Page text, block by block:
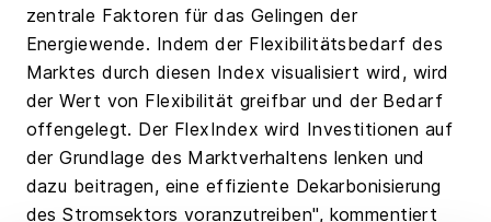
zentrale Faktoren für das Gelingen der
Energiewende. Indem der Flexibilitätsbedarf des
Marktes durch diesen Index visualisiert wird, wird
der Wert von Flexibilität greifbar und der Bedarf
offengelegt. Der FlexIndex wird Investitionen auf
der Grundlage des Marktverhaltens lenken und
dazu beitragen, eine effiziente Dekarbonisierung
des Stromsektors voranzutreiben", kommentiert